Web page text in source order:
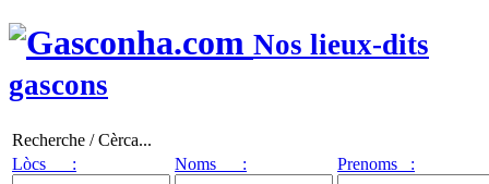
Nos lieux-dits
gascons
Recherche / Cèrca...
Lòcs :
Noms : Prenoms :